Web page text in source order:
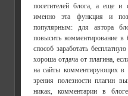
посетителей блога, а еще и
именно эта функция и
популярным: для автора
повысить комментирование
способ заработать
хороша отдача от плагина,
на сайты комментирующих в
зрения полезности плагин
никак, комментарии в